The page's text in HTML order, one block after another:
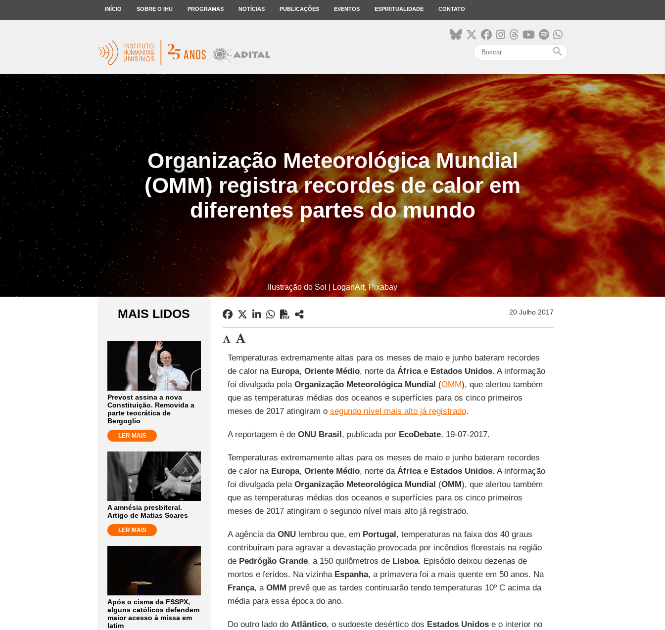
INÍCIO SOBRE O IHU PROGRAMAS NOTÍCIAS PUBLICAÇÕES EVENTOS ESPIRITUALIDADE CONTATO
search
Organização Meteorológica Mundial
(OMM) registra recordes de calor em
diferentes partes do mundo
Ilustração do Sol | LoganArt, Pixabay
MAIS LIDOS
Prevost assina a nova
Constituição. Removida a
parte teocrática de
Bergoglio
LER MAIS
A amnésia presbiteral.
Artigo de Matias Soares
LER MAIS
Após o cisma da FSSPX,
alguns católicos defendem
maior acesso à missa em
latim
20 Julho 2017
Temperaturas extremamente altas para os meses de maio e junho bateram recordes
de calor na Europa, Oriente Médio, norte da Áfricae Estados Unidos. A informação
foi divulgada pela Organização Meteorológica Mundial (OMM), que alertou também
que as temperaturas médias dos oceanos e superfícies para os cinco primeiros
meses de 2017 atingiram o segundo nível mais alto já registrado.
A reportagem é de ONU Brasil, publicada por EcoDebate, 19-07-2017.
Temperaturas extremamente altas para os meses de maio e junho bateram recordes
de calor na Europa, Oriente Médio, norte da Áfricae Estados Unidos. A informação
foi divulgada pela Organização Meteorológica Mundial (OMM), que alertou também
que as temperaturas médias dos oceanos e superfícies para os cinco primeiros
meses de 2017 atingiram o segundo nível mais alto já registrado.
A agência da ONUlembrou que, em Portugal, temperaturas na faixa dos 40 graus
contribuíram para agravar a devastação provocada por incêndios florestais na região
de Pedrógão Grande, a 150 quilômetros de Lisboa. Episódio deixou dezenas de
mortos e feridos. Na vizinha Espanha, a primavera foi a mais quente em 50 anos. Na
França, a OMM prevê que as tardes continuarão tendo temperaturas 10º C acima da
média para essa época do ano.
Do outro lado do Atlântico, o sudoeste desértico dos Estados Unidose o interior no